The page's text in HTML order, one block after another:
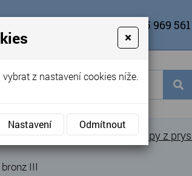
+420 725 969 561
» Náhrobní lampy » Lampy z
III
×
z nastavení cookies níže.
Nastavení Odmítnout